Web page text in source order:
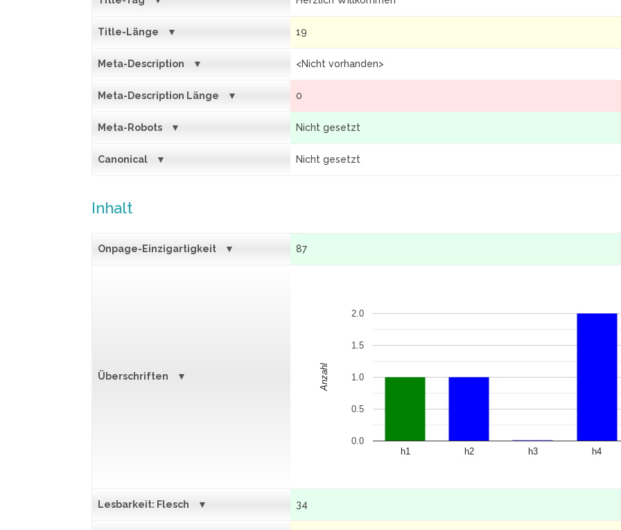
Title-Länge 19
Meta-Description <Nicht vorhanden>
Meta-Description Länge 0
Meta-Robots Nicht gesetzt
Canonical Nicht gesetzt
Inhalt
Onpage-Einzigartigkeit 87
Überschriften
h1 h2 h3 h4
0.0
0.5
1.0
1.5
2.0
Anzahl
Lesbarkeit: Flesch 34